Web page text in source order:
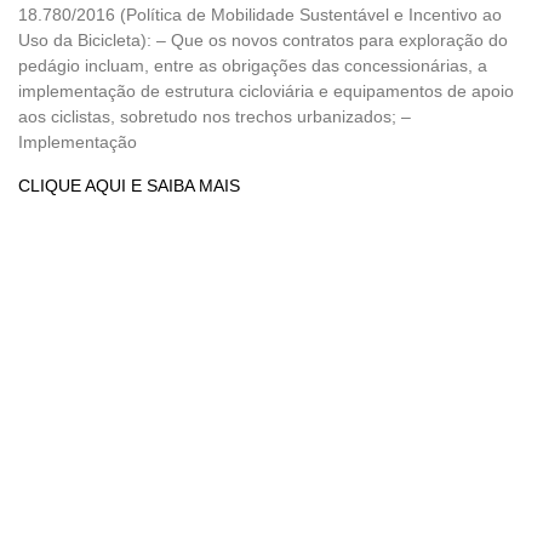
18.780/2016 (Política de Mobilidade Sustentável e Incentivo ao
Uso da Bicicleta): – Que os novos contratos para exploração do
pedágio incluam, entre as obrigações das concessionárias, a
implementação de estrutura cicloviária e equipamentos de apoio
aos ciclistas, sobretudo nos trechos urbanizados; –
Implementação
CLIQUE AQUI E SAIBA MAIS